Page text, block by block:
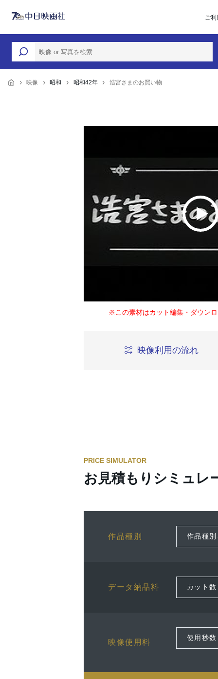
ご
映像 昭和 昭和42年 浩宮さまのお買い物
※この素材はカット編集・ダウン
映像利用の流れ
PRICE SIMULATOR
お見積もりシミュレ
作品種別
データ納品料
映像使用料